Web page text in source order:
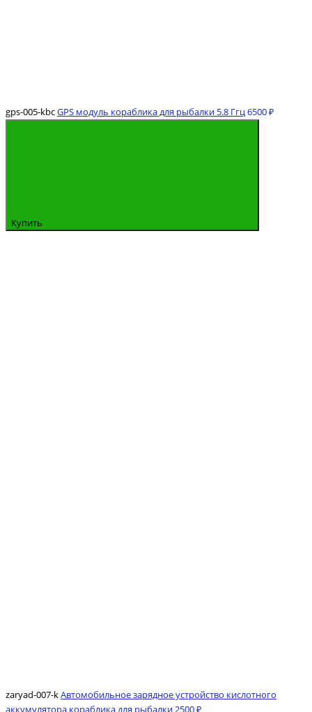
gps-005-kbcGPS модуль кораблика для рыбалки 5.8 Ггц6500 ₽
Купить
zaryad-007-kАвтомобильное зарядное устройство кислотного
аккумулятора кораблика для рыбалки2500 ₽